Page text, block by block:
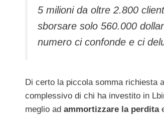
5 milioni da oltre 2.800
sborsare solo 560.000
numero ci confonde e ci
Di certo la piccola somma richiesta
complessivo di chi ha investito in
meglio ad ammortizzare la perdita